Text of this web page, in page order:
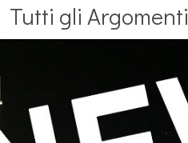
Tutti gli Argomenti